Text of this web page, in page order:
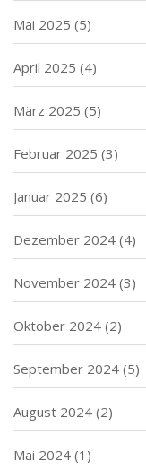
Mai 2025 (5)
April 2025 (4)
März 2025 (5)
Februar 2025 (3)
Januar 2025 (6)
Dezember 2024 (4)
November 2024 (3)
Oktober 2024 (2)
September 2024 (5)
August 2024 (2)
Mai 2024 (1)